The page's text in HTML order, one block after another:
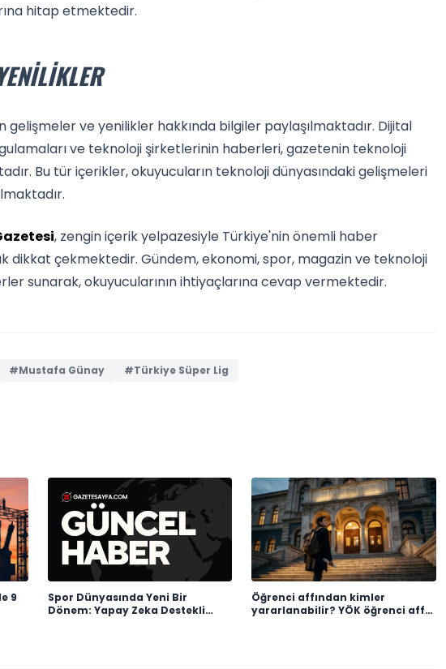
hitap etmektedir.
gelişmeler ve yenilikler hakkında bilgiler paylaşılmaktadır. Dijital
ve teknoloji şirketlerinin haberleri, gazetenin teknoloji
Bu tür içerikler, okuyucuların teknoloji dünyasındaki gelişmeleri
, zengin içerik yelpazesiyle Türkiye'nin önemli haber
dikkat çekmektedir. Gündem, ekonomi, spor, magazin ve teknoloji
sunarak, okuyucularının ihtiyaçlarına cevap vermektedir.
#Mustafa Günay #Türkiye Süper Lig
9
Spor Dünyasında Yeni Bir
Dönem: Yapay Zeka Destekli
Öğrenci affından kimler
yararlanabilir? YÖK öğrenci affı